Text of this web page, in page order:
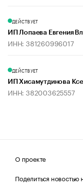
ДЕЙСТВУЕТ
ИП Лопаева Евгения
ИНН: 381260996017
ДЕЙСТВУЕТ
ИП Хисамутдинова
ИНН: 382003625557
О проекте
Поделиться новостью